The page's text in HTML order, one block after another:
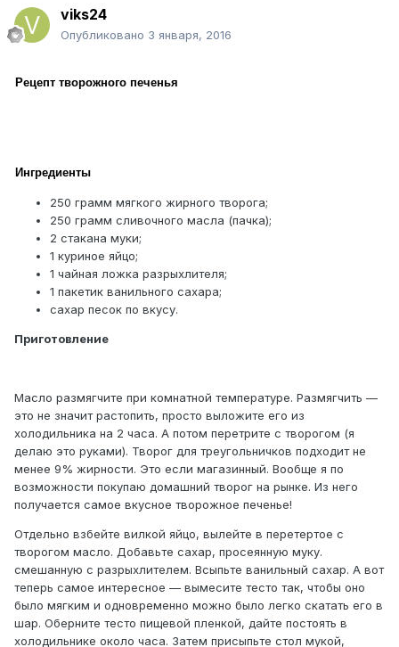
viks24
Опубликовано 3 января, 2016
Рецепт творожного печенья
Ингредиенты
250 грамм мягкого жирного творога;
250 грамм сливочного масла (пачка);
2 стакана муки;
1 куриное яйцо;
1 чайная ложка разрыхлителя;
1 пакетик ванильного сахара;
сахар песок по вкусу.
Приготовление
Масло размягчите при комнатной температуре. Размягчить —
это не значит растопить, просто выложите его из
холодильника на 2 часа. А потом перетрите с творогом (я
делаю это руками). Творог для треугольничков подходит не
менее 9% жирности. Это если магазинный. Вообще я по
возможности покупаю домашний творог на рынке. Из него
получается самое вкусное творожное печенье!
Отдельно взбейте вилкой яйцо, вылейте в перетертое с
творогом масло. Добавьте сахар, просеянную муку.
смешанную с разрыхлителем. Всыпьте ванильный сахар. А вот
теперь самое интересное — вымесите тесто так, чтобы оно
было мягким и одновременно можно было легко скатать его в
шар. Оберните тесто пищевой пленкой, дайте постоять в
холодильнике около часа. Затем присыпьте стол мукой,